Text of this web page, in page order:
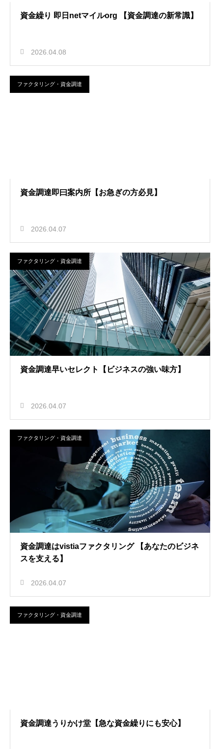
資金繰り 即日netマイルorg 【資金調達の新常識】
2026.04.08
ファクタリング・資金調達
資金調達即曰案内所【お急ぎの方必見】
2026.04.07
ファクタリング・資金調達
資金調達早いセレクト【ビジネスの強い味方】
2026.04.07
ファクタリング・資金調達
資金調達はvistiaファクタリング 【あなたのビジネ
スを支える】
2026.04.07
ファクタリング・資金調達
資金調達うりかけ堂【急な資金繰りにも安心】